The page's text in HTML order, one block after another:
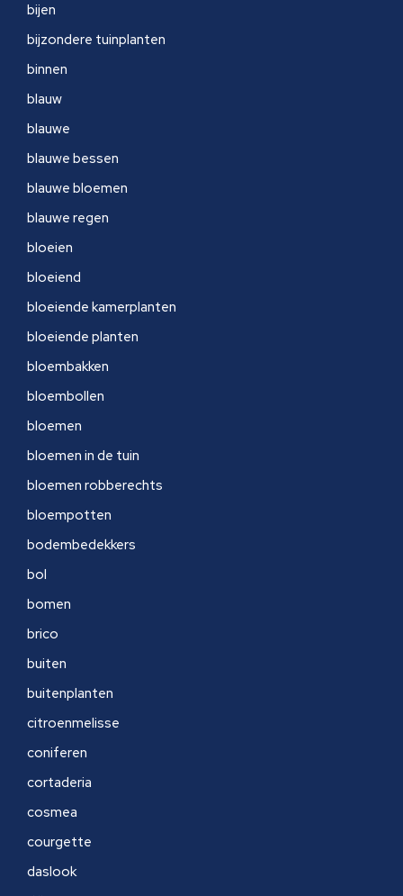
bijen
bijzondere tuinplanten
binnen
blauw
blauwe
blauwe bessen
blauwe bloemen
blauwe regen
bloeien
bloeiend
bloeiende kamerplanten
bloeiende planten
bloembakken
bloembollen
bloemen
bloemen in de tuin
bloemen robberechts
bloempotten
bodembedekkers
bol
bomen
brico
buiten
buitenplanten
citroenmelisse
coniferen
cortaderia
cosmea
courgette
daslook